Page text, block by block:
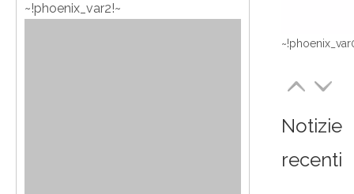
~!phoenix_var2!~
Notizie
recenti